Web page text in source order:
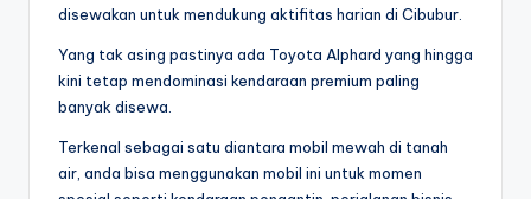
disewakan untuk mendukung aktifitas harian di Cibubur.
Yang tak asing pastinya ada Toyota Alphard yang hingga
kini tetap mendominasi kendaraan premium paling
banyak disewa.
Terkenal sebagai satu diantara mobil mewah di tanah
air, anda bisa menggunakan mobil ini untuk momen